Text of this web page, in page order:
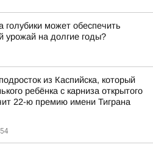
голубики может обеспечить
урожай на долгие годы?
из Каспийска, который
ребёнка с карниза открытого
22-ю премию имени Тиграна